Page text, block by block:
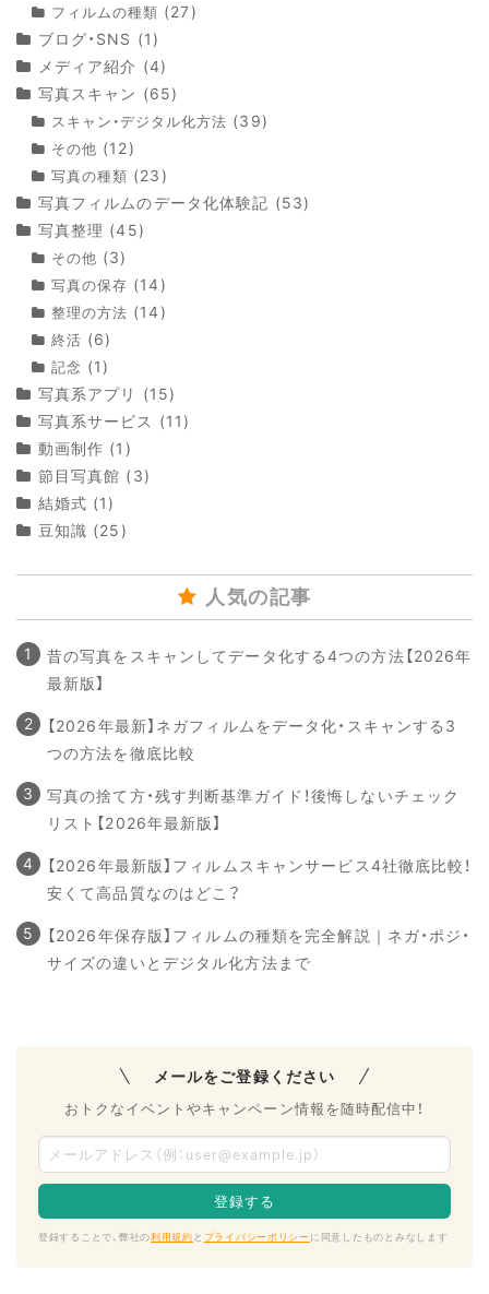
フィルムの種類 (27)
ブログ・SNS (1)
メディア紹介 (4)
写真スキャン (65)
スキャン・デジタル化方法 (39)
その他 (12)
写真の種類 (23)
写真フィルムのデータ化体験記 (53)
写真整理 (45)
その他 (3)
写真の保存 (14)
整理の方法 (14)
終活 (6)
記念 (1)
写真系アプリ
(15)
写真系サービス (11)
動画制作 (1)
節目写真館 (3)
結婚式 (1)
豆知識 (25)
人気の記事
昔の写真をスキャンしてデータ化する4つの方法【2026年
最新版】
【2026年最新】ネガフィルムをデータ化・スキャンする3
つの方法を徹底比較
写真の捨て方・残す判断基準ガイド！後悔しないチェック
リスト【2026年最新版】
【2026年最新版】フィルムスキャンサービス4社徹底比較！
安くて高品質なのはどこ？
【2026年保存版】フィルムの種類を完全解説｜ネガ・ポジ・
サイズの違いとデジタル化方法まで
メールをご登録ください
おトクなイベントやキャンペーン情報を随時配信中！
登録することで、弊社の利用規約と プライバシーポリシーに同意したものとみなします